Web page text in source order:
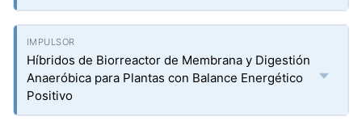
Híbridos de Biorreactor de Membrana y Digestión
Anaeróbica para Plantas con Balance Energético
Positivo